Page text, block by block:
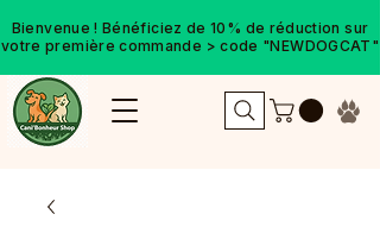
Bienvenue ! Bénéficiez de 10% de réduction sur
votre première commande > code "NEWDOGCAT"